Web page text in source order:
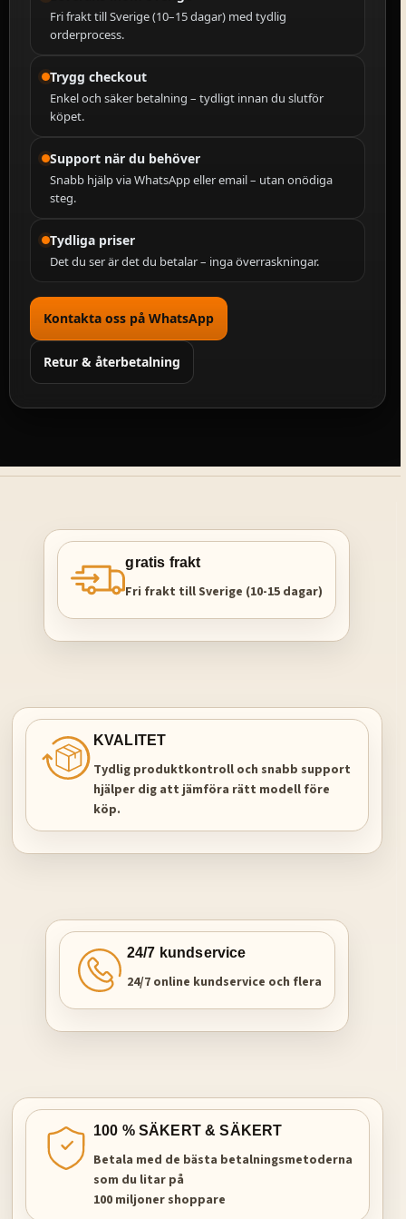
Fri frakt till Sverige (10–15 dagar) med tydlig
orderprocess.
Trygg checkout
Enkel och säker betalning – tydligt innan du slutför
köpet.
Support när du behöver
Snabb hjälp via WhatsApp eller email – utan onödiga
steg.
Tydliga priser
Det du ser är det du betalar – inga överraskningar.
Kontakta oss på WhatsApp
Retur & återbetalning
gratis frakt
Fri frakt till Sverige (10-15 dagar)
KVALITET
Tydlig produktkontroll och snabb support
hjälper dig att jämföra rätt modell före
köp.
24/7 kundservice
24/7 online kundservice och flera
100 % SÄKERT & SÄKERT
Betala med de bästa betalningsmetoderna
som du litar på
100 miljoner shoppare